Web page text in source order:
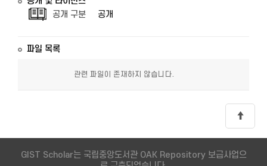
공개 구분
공개
파일 목록
관련 파일이 존재하지 않습니다.
GIST Scholar는 국립중앙도서관 OAK Repository 보급사업으